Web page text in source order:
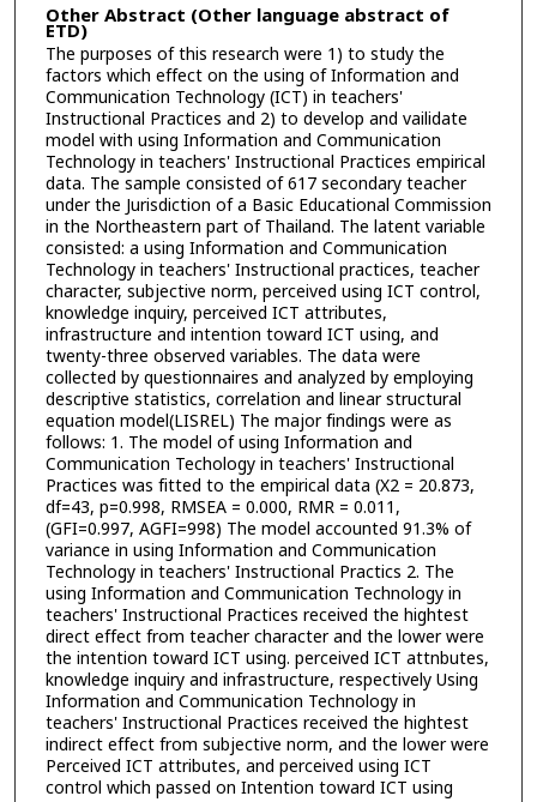
Other Abstract (Other language abstract of
ETD)
The purposes of this research were 1) to study the
factors which effect on the using of Information and
Communication Technology (ICT) in teachers'
Instructional Practices and 2) to develop and vailidate
model with using Information and Communication
Technology in teachers' Instructional Practices empirical
data. The sample consisted of 617 secondary teacher
under the Jurisdiction of a Basic Educational Commission
in the Northeastern part of Thailand. The latent variable
consisted: a using Information and Communication
Technology in teachers' Instructional practices, teacher
character, subjective norm, perceived using ICT control,
knowledge inquiry, perceived ICT attributes,
infrastructure and intention toward ICT using, and
twenty-three observed variables. The data were
collected by questionnaires and analyzed by employing
descriptive statistics, correlation and linear structural
equation model(LISREL) The major findings were as
follows: 1. The model of using Information and
Communication Techology in teachers' Instructional
Practices was fitted to the empirical data (X2 = 20.873,
df=43, p=0.998, RMSEA = 0.000, RMR = 0.011,
(GFI=0.997, AGFI=998) The model accounted 91.3% of
variance in using Information and Communication
Technology in teachers' Instructional Practics 2. The
using Information and Communication Technology in
teachers' Instructional Practices received the hightest
direct effect from teacher character and the lower were
the intention toward ICT using. perceived ICT attnbutes,
knowledge inquiry and infrastructure, respectively Using
Information and Communication Technology in
teachers' Instructional Practices received the hightest
indirect effect from subjective norm, and the lower were
Perceived ICT attributes, and perceived using ICT
control which passed on Intention toward ICT using